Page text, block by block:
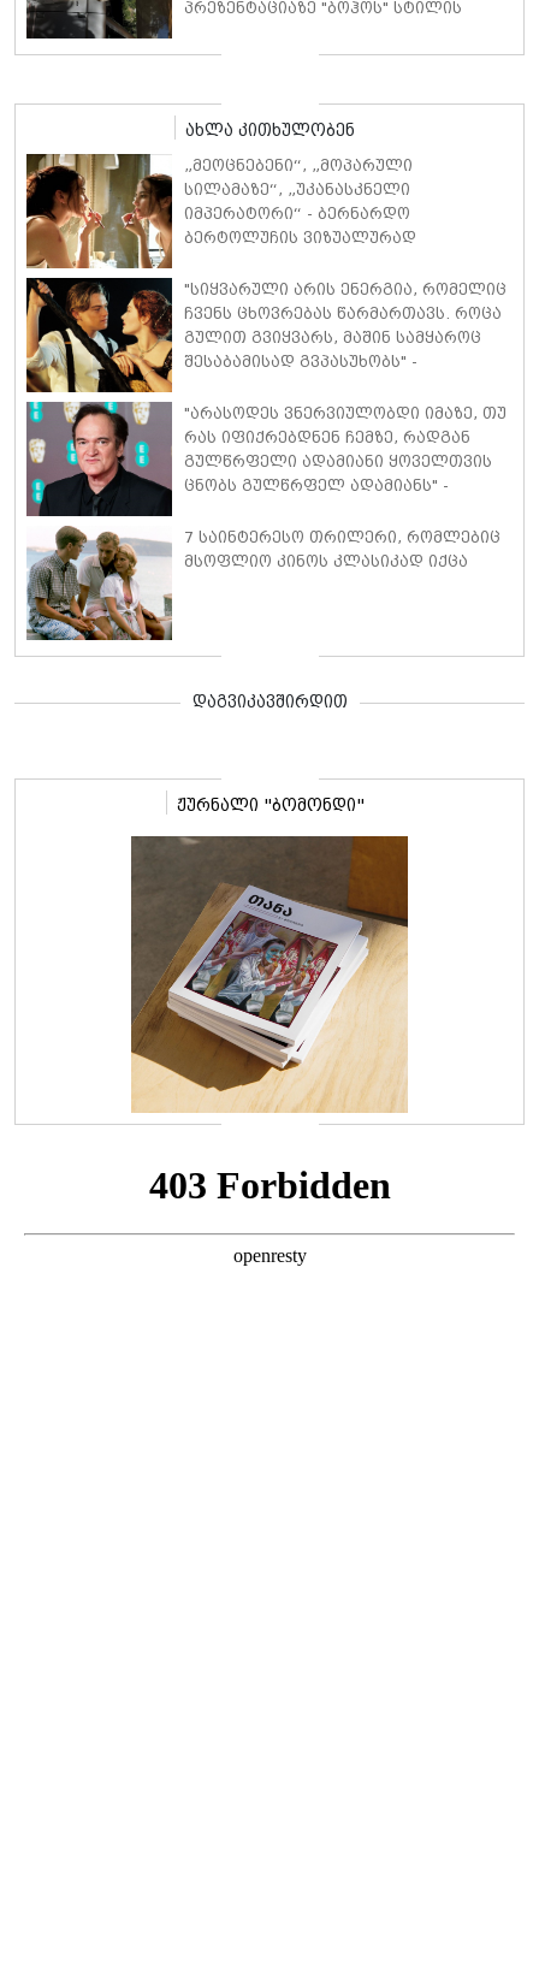
პრეზენტაციაზე "ბოჰოს" სტილის
მინიკაბით გამოჩნდა
ახლა კითხულობენ
„მეოცნებენი“, „მოპარული
სილამაზე“, „უკანასკნელი
იმპერატორი“ - ბერნარდო
ბერტოლუჩის ვიზუალურად
"სიყვარული არის ენერგია, რომელიც
ჩვენს ცხოვრებას წარმართავს. როცა
გულით გვიყვარს, მაშინ სამყაროც
შესაბამისად გვპასუხობს" -
შესახებ
"არასოდეს ვნერვიულობდი იმაზე, თუ
რას იფიქრებდნენ ჩემზე, რადგან
გულწრფელი ადამიანი ყოველთვის
ცნობს გულწრფელ ადამიანს" -
ცხოვრების სტილისა და კინოს
შესახებ
7 საინტერესო თრილერი, რომლებიც
მსოფლიო კინოს კლასიკად იქცა
დაგვიკავშირდით
ჟურნალი "ბომონდი"